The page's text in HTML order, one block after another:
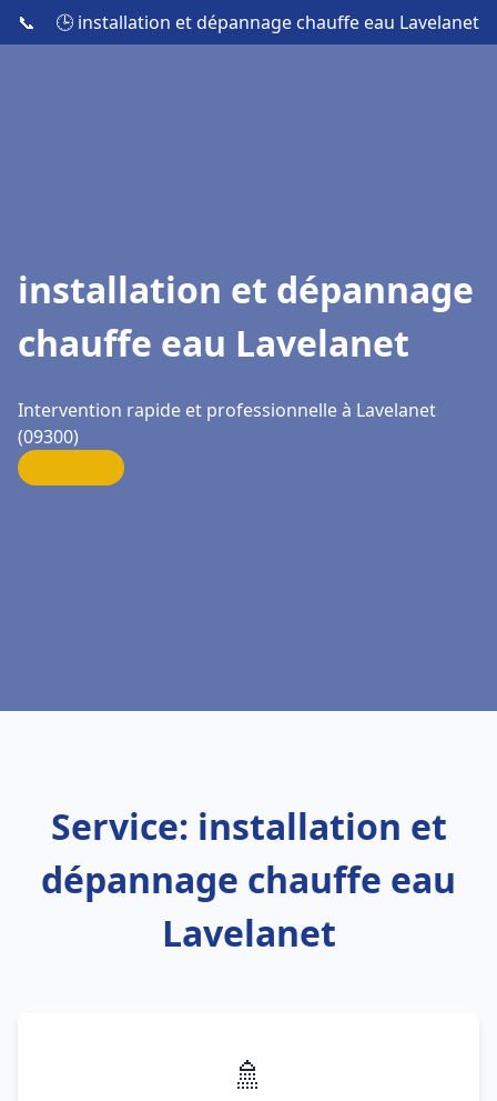
📞 🕒 installation et dépannage chauffe eau Lavelanet
installation et dépannage
chauffe eau Lavelanet
Intervention rapide et professionnelle à Lavelanet
(09300)
Service: installation et
dépannage chauffe eau
Lavelanet
🚿